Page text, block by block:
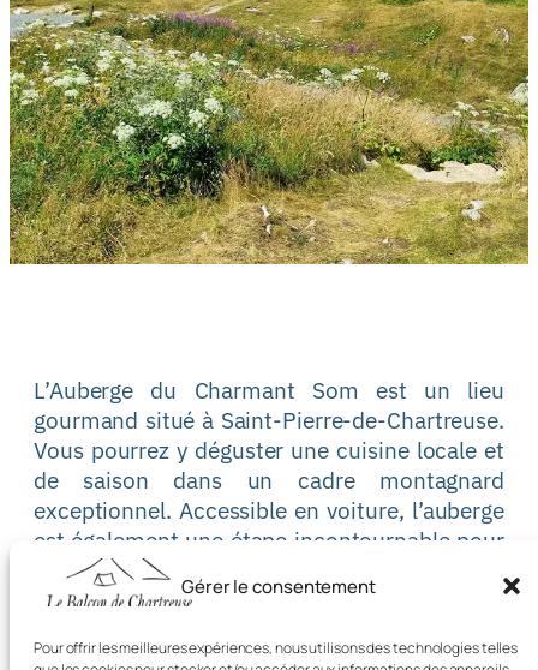
Gérer le consentement
Pour offrir les meilleures expériences, nous utilisons des technologies telles
L’Auberge du Charmant Som est un lieu
gourmand situé à Saint-Pierre-de-Chartreuse.
Vous pourrez y déguster une cuisine locale et
de saison dans un cadre montagnard
exceptionnel. Accessible en voiture, l’auberge
est également une étape incontournable pour
les randonneurs avec plusieurs sentiers
d’accès. Profitez d’un moment de détente sur
sommets environnants.